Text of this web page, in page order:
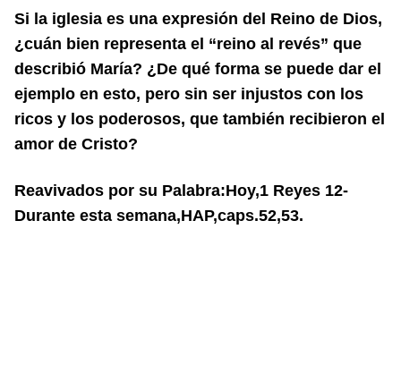
Si la iglesia es una expresión del Reino de Dios,
¿cuán bien representa el “reino al revés” que
describió María? ¿De qué forma se puede dar el
ejemplo en esto, pero sin ser injustos con los
ricos y los poderosos, que también recibieron el
amor de Cristo?
Reavivados por su Palabra:Hoy,1 Reyes 12-
Durante esta semana,HAP,caps.52,53.